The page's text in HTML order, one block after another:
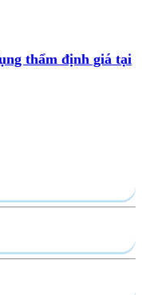
thẩm định giá tại